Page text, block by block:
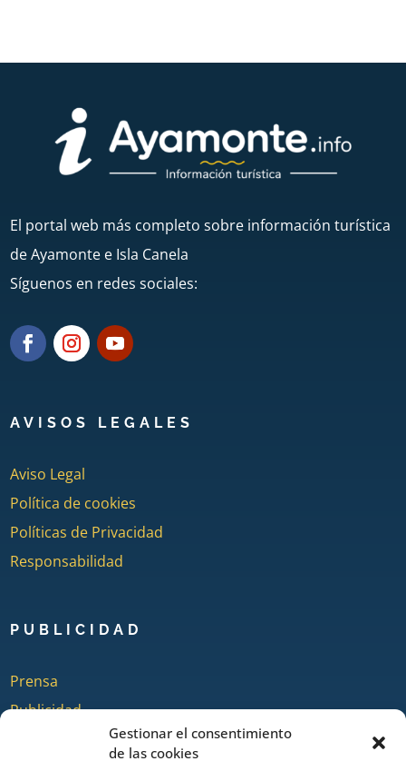
Gestionar el consentimiento
de las cookies
El portal web más completo sobre información turística
de Ayamonte e Isla Canela
Síguenos en redes sociales:
AVISOS LEGALES
Aviso Legal
Política de cookies
Políticas de Privacidad
Responsabilidad
PUBLICIDAD
Prensa
Publicidad
Quienes somos